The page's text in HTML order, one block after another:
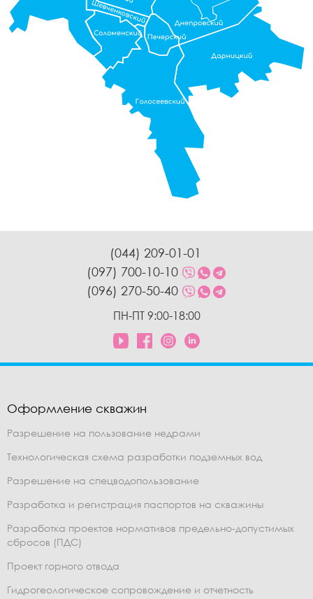
(044) 209-01-01
(097) 700-10-10
(096) 270-50-40
ПН-ПТ 9:00-18:00
Оформление скважин
Разрешение на пользование недрами
Технологическая схема разработки подземных вод
Разрешение на спецводопользование
Разработка и регистрация паспортов на скважины
Разработка проектов нормативов предельно-допустимых
сбросов (ПДС)
Проект горного отвода
Гидрогеологическое сопровождение и отчетность